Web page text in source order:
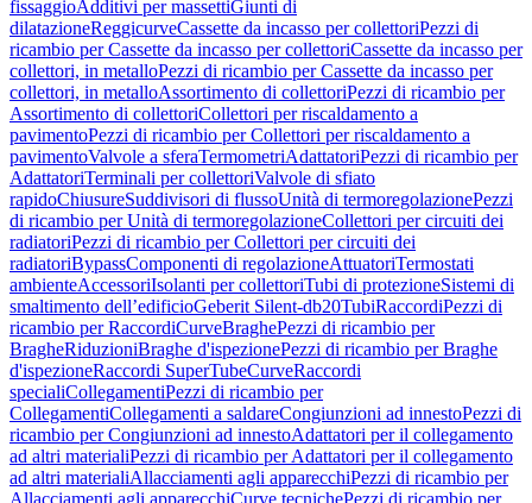
fissaggioAdditivi per massettiGiunti di
dilatazioneReggicurveCassette da incasso per collettoriPezzi di
ricambio per Cassette da incasso per collettoriCassette da incasso per
collettori, in metalloPezzi di ricambio per Cassette da incasso per
collettori, in metalloAssortimento di collettoriPezzi di ricambio per
Assortimento di collettoriCollettori per riscaldamento a
pavimentoPezzi di ricambio per Collettori per riscaldamento a
pavimentoValvole a sferaTermometriAdattatoriPezzi di ricambio per
AdattatoriTerminali per collettoriValvole di sfiato
rapidoChiusureSuddivisori di flussoUnità di termoregolazionePezzi
di ricambio per Unità di termoregolazioneCollettori per circuiti dei
radiatoriPezzi di ricambio per Collettori per circuiti dei
radiatoriBypassComponenti di regolazioneAttuatoriTermostati
ambienteAccessoriIsolanti per collettoriTubi di protezioneSistemi di
smaltimento dell’edificioGeberit Silent-db20TubiRaccordiPezzi di
ricambio per RaccordiCurveBraghePezzi di ricambio per
BragheRiduzioniBraghe d'ispezionePezzi di ricambio per Braghe
d'ispezioneRaccordi SuperTubeCurveRaccordi
specialiCollegamentiPezzi di ricambio per
CollegamentiCollegamenti a saldareCongiunzioni ad innestoPezzi di
ricambio per Congiunzioni ad innestoAdattatori per il collegamento
ad altri materialiPezzi di ricambio per Adattatori per il collegamento
ad altri materialiAllacciamenti agli apparecchiPezzi di ricambio per
Allacciamenti agli apparecchiCurve tecnichePezzi di ricambio per